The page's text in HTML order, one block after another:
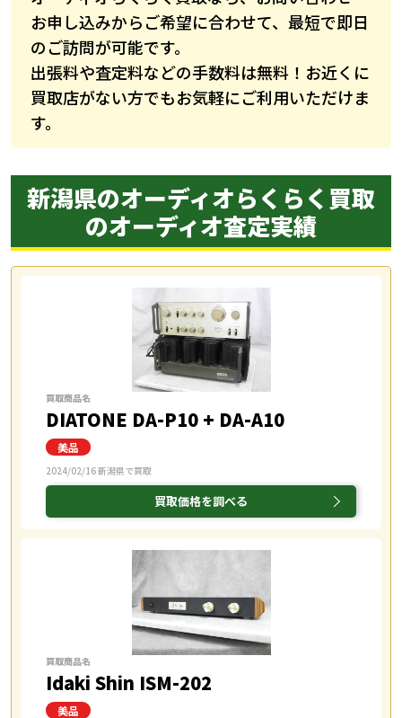
お申し込みからご希望に合わせて、最短で即日
のご訪問が可能です。
出張料や査定料などの手数料は無料！お近くに
買取店がない方でもお気軽にご利用いただけま
す。
新潟県のオーディオらくらく買取
のオーディオ査定実績
買取商品名
DIATONE DA-P10 + DA-A10
2024/02/16 新潟県で買取
買取価格を調べる
買取商品名
Idaki Shin ISM-202